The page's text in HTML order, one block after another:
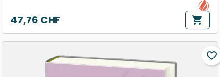
Prix
47,76 CHF shopping_cart
favorite_border